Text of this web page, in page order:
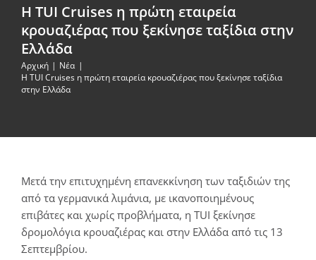
Η TUI Cruises η πρώτη εταιρεία
κρουαζιέρας που ξεκίνησε ταξίδια στην
Ελλάδα
Αρχική
Νέα
Η TUI Cruises η πρώτη εταιρεία κρουαζιέρας που ξεκίνησε ταξίδια
στην Ελλάδα
Μετά την επιτυχημένη επανεκκίνηση των ταξιδιών της
από τα γερμανικά λιμάνια, με ικανοποιημένους
επιβάτες και χωρίς προβλήματα, η TUI ξεκίνησε
δρομολόγια κρουαζιέρας και στην Ελλάδα από τις 13
Σεπτεμβρίου.